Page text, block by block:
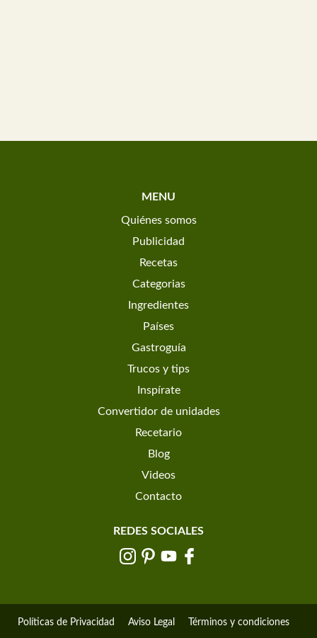
MENU
Quiénes somos
Publicidad
Recetas
Categorias
Ingredientes
Países
Gastroguía
Trucos y tips
Inspírate
Convertidor de unidades
Recetario
Blog
Videos
Contacto
REDES SOCIALES
Políticas de Privacidad Aviso Legal Términos y condiciones